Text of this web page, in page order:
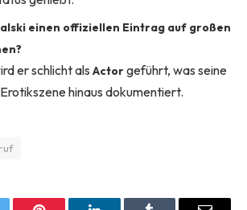
einen offiziellen Eintrag auf großen
er schlicht als Actorgeführt, was seine
hinaus dokumentiert.